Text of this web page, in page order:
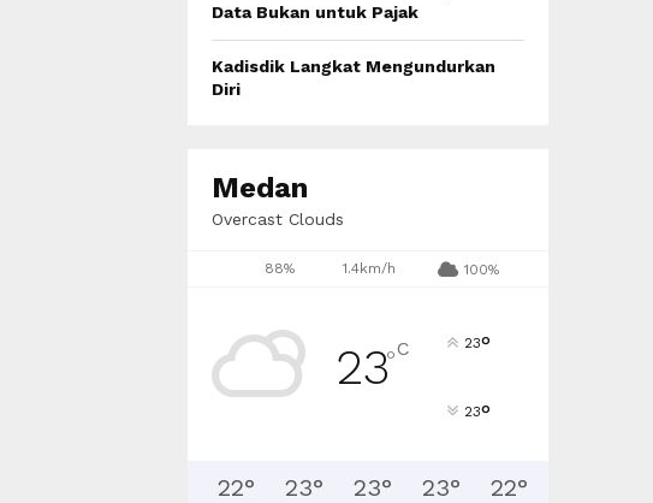
Data Bukan untuk Pajak
Kadisdik Langkat Mengundurkan
Diri
Medan
Overcast Clouds
88% 1.4km/h 100%
23°C 23°
23°
22° 23° 23° 23° 22°